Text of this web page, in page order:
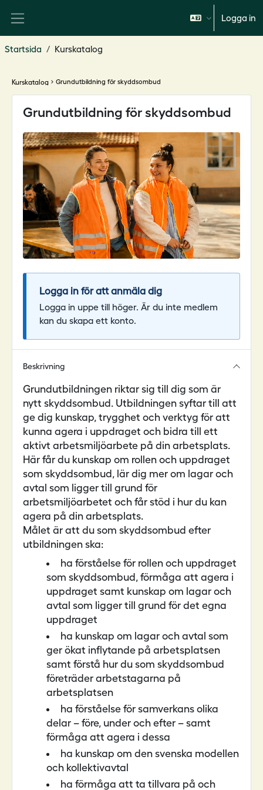
Logga in
Startsida Kurskatalog
Kurskatalog navigate_next Grundutbildning för skyddsombud
Grundutbildning för skyddsombud
Logga in för att anmäla dig
Logga in uppe till höger. Är du inte medlem
kan du skapa ett konto.
Beskrivning
Grundutbildningen riktar sig till dig som är
nytt skyddsombud. Utbildningen syftar till att
ge dig kunskap, trygghet och verktyg för att
kunna agera i uppdraget och bidra till ett
aktivt arbetsmiljöarbete på din arbetsplats.
Här får du kunskap om rollen och uppdraget
som skyddsombud, lär dig mer om lagar och
avtal som ligger till grund för
arbetsmiljöarbetet och får stöd i hur du kan
agera på din arbetsplats.
Målet är att du som skyddsombud efter
utbildningen ska:
ha förståelse för rollen och uppdraget
som skyddsombud, förmåga att agera i
uppdraget samt kunskap om lagar och
avtal som ligger till grund för det egna
uppdraget
ha kunskap om lagar och avtal som
ger ökat inflytande på arbetsplatsen
samt förstå hur du som skyddsombud
företräder arbetstagarna på
arbetsplatsen
ha förståelse för samverkans olika
delar – före, under och efter – samt
förmåga att agera i dessa
ha kunskap om den svenska modellen
och kollektivavtal
ha förmåga att ta tillvara på och